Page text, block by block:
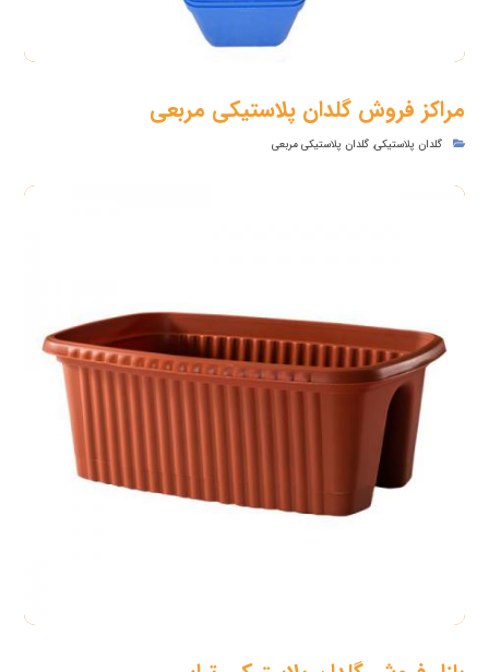
مراکز فروش گلدان پلاستیکی مربعی
گلدان پلاستیکی,گلدان پلاستیکی مربعی